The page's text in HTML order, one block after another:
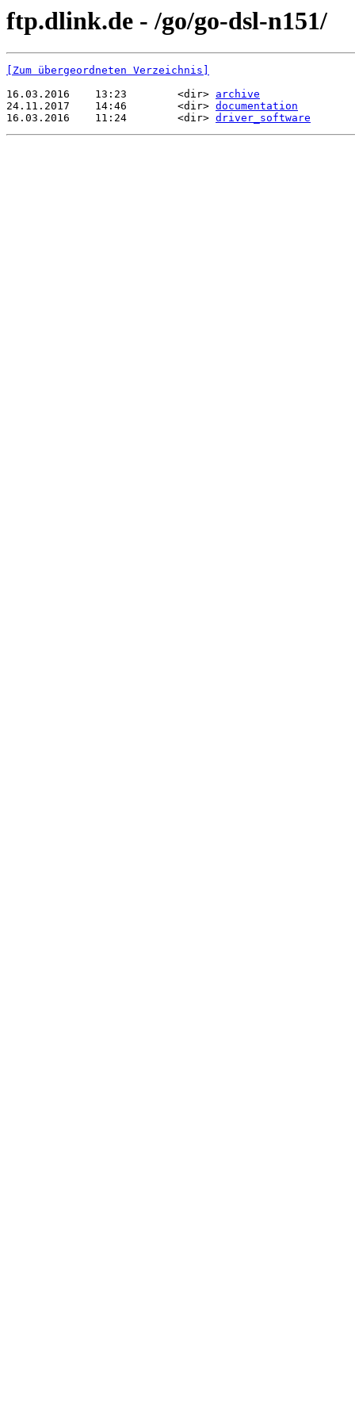
ftp.dlink.de - /go/go-dsl-n151/
[Zum übergeordneten Verzeichnis]
16.03.2016    13:23        <dir> archive
24.11.2017    14:46        <dir> documentation
16.03.2016    11:24        <dir> driver_software